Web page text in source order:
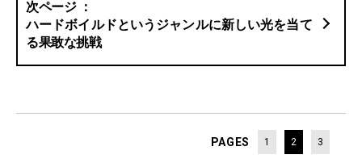
ハードボイルドというジャンルに新しい光を当て
る果敢な挑戦
PAGES 1 2 3